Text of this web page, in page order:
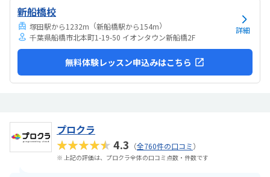
新船橋校
塚田駅から1232m （新船橋駅から154m）
千葉県船橋市北本町1-19-50 イオンタウン新船橋2F
詳細
無料体験レッスン申込みはこちら
プロクラ
★★★★★4.3 （全760件の口コミ）
※ 上記の評価は、プロクラ全体の口コミ点数・件数です